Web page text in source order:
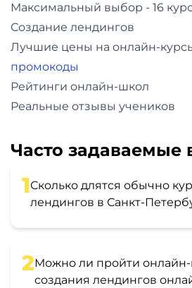
Максимальный выбор - 16
Создание лендингов
Лучшие цены на онлайн-
промокоды
Рейтинги онлайн-школ
Реальные отзывы учеников
Часто задаваемые
1Сколько длятся обычно
лендингов в Санкт-
2Можно ли пройти онлайн-
создания лендингов